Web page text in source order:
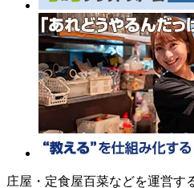
庄屋・定食屋百菜などを運営す